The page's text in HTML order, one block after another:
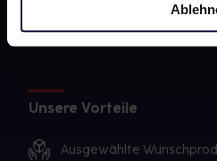
Impressum
Unsere Vorteile
Ausgewählte